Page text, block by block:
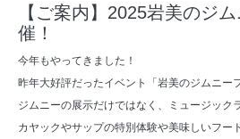
【ご案内】2025岩美のジ
催！
今年もやってきました！
昨年大好評だったイベント「岩美のジムニー
ジムニーの展示だけではなく、ミュージック
カヤックやサップの特別体験や美味しいフー